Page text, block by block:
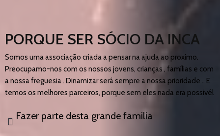
PORQUE SER SÓCIO DA INCA
Somos uma associação criada a pensar na ajuda ao proximo.
Preocupamo-nos com os nossos jovens, crianças , famílias e com
a nossa freguesia . Dinamizar será sempre a nossa prioridade .. E
temos os melhores parceiros, porque sem eles nada era possivél
Fazer parte desta grande familia